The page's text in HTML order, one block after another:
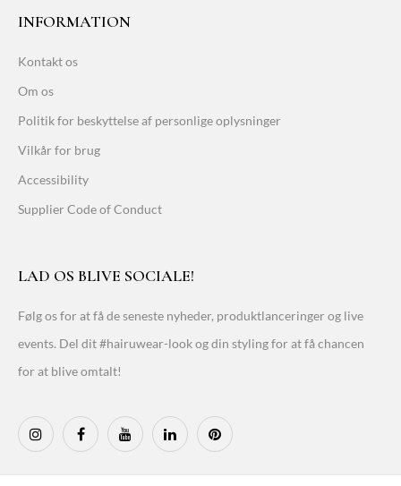
INFORMATION
Kontakt os
Om os
Politik for beskyttelse af personlige oplysninger
Vilkår for brug
Accessibility
Supplier Code of Conduct
LAD OS BLIVE SOCIALE!
Følg os for at få de seneste nyheder, produktlanceringer og live
events. Del dit #hairuwear-look og din styling for at få chancen
for at blive omtalt!